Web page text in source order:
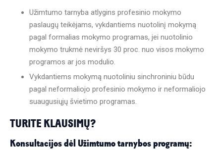
Užimtumo tarnyba atlygins profesinio mokymo
paslaugų teikėjams, vykdantiems nuotolinį mokymą
pagal formalias mokymo programas, jei nuotolinio
mokymo trukmė neviršys 30 proc. nuo visos mokymo
programos ar jos modulio.
Vykdantiems mokymą nuotoliniu sinchroniniu būdu
pagal neformaliojo profesinio mokymo ir neformaliojo
suaugusiųjų švietimo programas.
TURITE KLAUSIMŲ?
Konsultacijos dėl Užimtumo tarnybos programų: